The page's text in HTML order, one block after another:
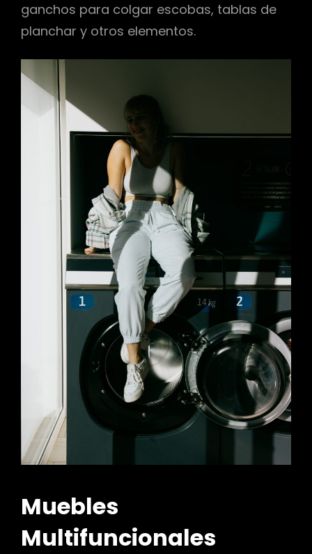
ganchos para colgar escobas, tablas de
planchar y otros elementos.
Muebles
Multifuncionales